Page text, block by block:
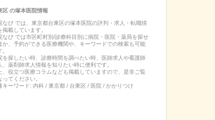
区の塚本医院情報
なび では、 東京都台東区の塚本医院の評判・求人・転職情
掲載しています。
なび では市区町村別/診療科目別に病院・医院・薬局を探せ
か、予約ができる医療機関や、キーワードでの検索も可能
を探したい時、診療時間を調べたい時、医師求人や看護師
、薬剤師求人情報を知りたい時に便利です。
、役立つ医療コラムなども掲載していますので、是非ご覧
ってください。
キーワード: 内科 / 東京都 / 台東区 / 医院 / かかりつけ